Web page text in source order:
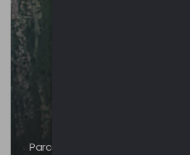
Parco Regionale Campo dei Fiori